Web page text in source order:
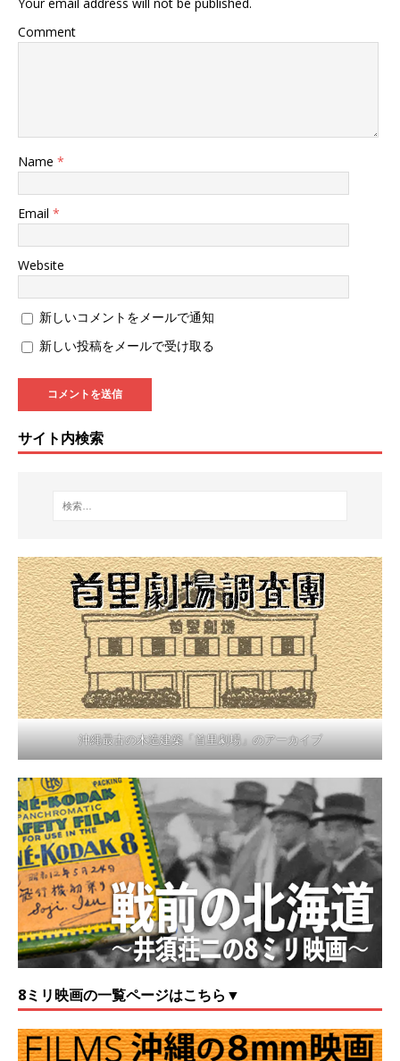
Your email address will not be published.
Comment
Name *
Email *
Website
新しいコメントをメールで通知
新しい投稿をメールで受け取る
サイト内検索
沖縄最古の木造建築「首里劇場」のアーカイブ
8ミリ映画の一覧ページはこちら▼